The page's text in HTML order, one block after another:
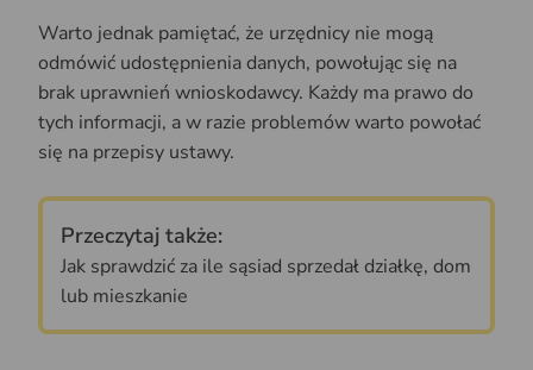
Warto jednak pamiętać, że urzędnicy nie mogą
odmówić udostępnienia danych, powołując się na
brak uprawnień wnioskodawcy. Każdy ma prawo do
tych informacji, a w razie problemów warto powołać
się na przepisy ustawy.
Przeczytaj także:
Jak sprawdzić za ile sąsiad sprzedał działkę, dom
lub mieszkanie